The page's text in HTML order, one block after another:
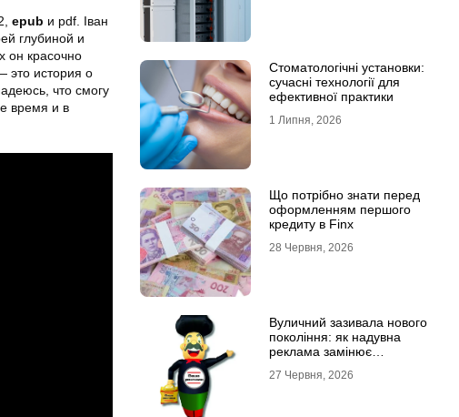
epub и pdf. Іван
глубиной и
он красочно
это история о
что смогу
время и в
Стоматологічні установки:
сучасні технології для
ефективної практики
1 Липня, 2026
Що потрібно знати перед
оформленням першого
кредиту в Finx
28 Червня, 2026
Вуличний зазивала нового
покоління: як надувна
реклама замінює
витрати
27 Червня, 2026